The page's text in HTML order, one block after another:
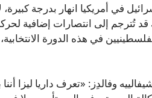
في أمريكيا انهار بدرجة
قد تُترجم إلى انتصارات إضافية
في هذه الدورة
وفالدِز: «تعرف داريا ليزا أننا